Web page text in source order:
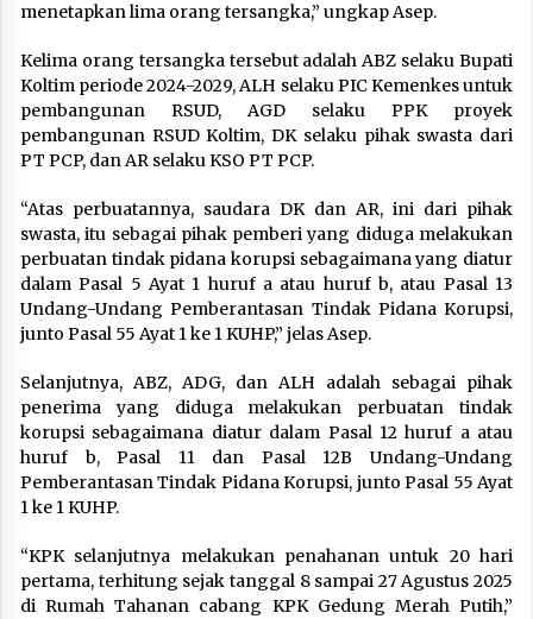
menetapkan lima orang tersangka,” ungkap Asep.
Kelima orang tersangka tersebut adalah ABZ selaku Bupati
Koltim periode 2024-2029, ALH selaku PIC Kemenkes untuk
pembangunan RSUD, AGD selaku PPK proyek
pembangunan RSUD Koltim, DK selaku pihak swasta dari
PT PCP, dan AR selaku KSO PT PCP.
“Atas perbuatannya, saudara DK dan AR, ini dari pihak
swasta, itu sebagai pihak pemberi yang diduga melakukan
perbuatan tindak pidana korupsi sebagaimana yang diatur
dalam Pasal 5 Ayat 1 huruf a atau huruf b, atau Pasal 13
Undang-Undang Pemberantasan Tindak Pidana Korupsi,
junto Pasal 55 Ayat 1 ke 1 KUHP,” jelas Asep.
Selanjutnya, ABZ, ADG, dan ALH adalah sebagai pihak
penerima yang diduga melakukan perbuatan tindak
korupsi sebagaimana diatur dalam Pasal 12 huruf a atau
huruf b, Pasal 11 dan Pasal 12B Undang-Undang
Pemberantasan Tindak Pidana Korupsi, junto Pasal 55 Ayat
1 ke 1 KUHP.
“KPK selanjutnya melakukan penahanan untuk 20 hari
pertama, terhitung sejak tanggal 8 sampai 27 Agustus 2025
di Rumah Tahanan cabang KPK Gedung Merah Putih,”